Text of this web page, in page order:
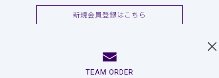
新規会員登録はこちら
TEAM ORDER